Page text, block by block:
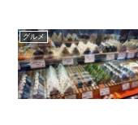
グルメ